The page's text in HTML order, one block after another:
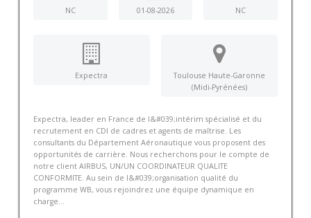
NC 01-08-2026 NC
Expectra
Toulouse Haute-Garonne
(Midi-Pyrénées)
Expectra, leader en France de l&#039;intérim spécialisé et du
recrutement en CDI de cadres et agents de maîtrise. Les
consultants du Département Aéronautique vous proposent des
opportunités de carrière. Nous recherchons pour le compte de
notre client AIRBUS, UN/UN COORDINATEUR QUALITE
CONFORMITE. Au sein de l&#039;organisation qualité du
programme WB, vous rejoindrez une équipe dynamique en
charge...